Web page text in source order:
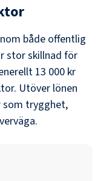
både offentlig
stor skillnad för
13 000 kr
Utöver lönen
som trygghet,